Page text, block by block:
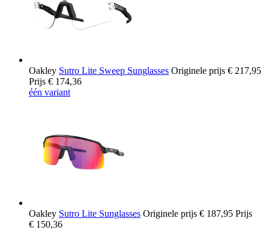
Oakley Sutro Lite Sweep Sunglasses Originele prijs € 217,95
Prijs € 174,36
één variant
Oakley Sutro Lite Sunglasses Originele prijs € 187,95 Prijs
€ 150,36